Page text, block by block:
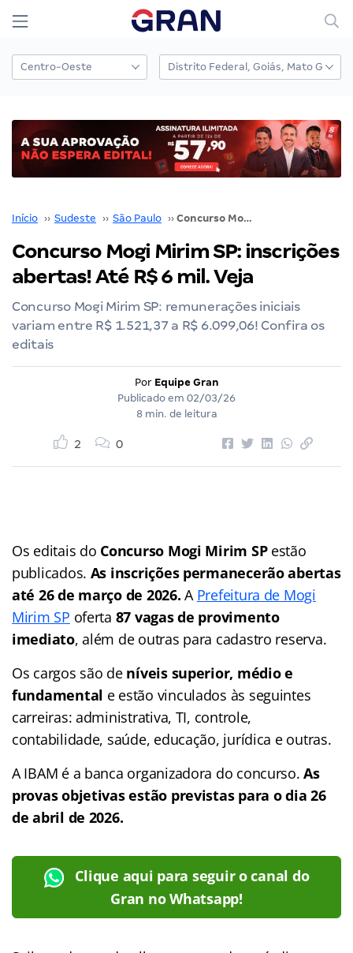
Início ›› Sudeste ›› São Paulo ›› Concurso Mogi Mirim SP: inscrições abertas! Até R$ 6 mil. Veja
Concurso Mogi Mirim SP: inscrições
abertas! Até R$ 6 mil. Veja
Concurso Mogi Mirim SP: remunerações iniciais
variam entre R$ 1.521,37 a R$ 6.099,06! Confira os
editais
Por Equipe Gran
Publicado em 02/03/26
8 min. de leitura
2 0
Os editais do Concurso Mogi Mirim SPestão
publicados. As inscrições permanecerão abertas
até 26 de março de 2026.A Prefeitura de Mogi
Mirim SP oferta 87 vagas de provimento
imediato, além de outras para cadastro reserva.
Os cargos são de níveis superior, médio e
fundamental e estão vinculados às seguintes
carreiras: administrativa, TI, controle,
contabilidade, saúde, educação, jurídica e outras.
A IBAM é a banca organizadora do concurso.As
provas objetivas estão previstas para o dia 26
de abril de 2026.
Clique aqui para seguir o canal do
Gran no Whatsapp!